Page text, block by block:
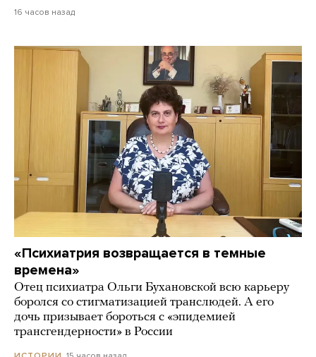
16 часов назад
«Психиатрия возвращается в темные
времена»
Отец психиатра Ольги Бухановской всю карьеру
боролся со стигматизацией транслюдей. А его
дочь призывает бороться с «эпидемией
трансгендерности» в России